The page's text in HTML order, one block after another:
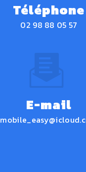
Téléphone
02 98 88 05 57
E-mail